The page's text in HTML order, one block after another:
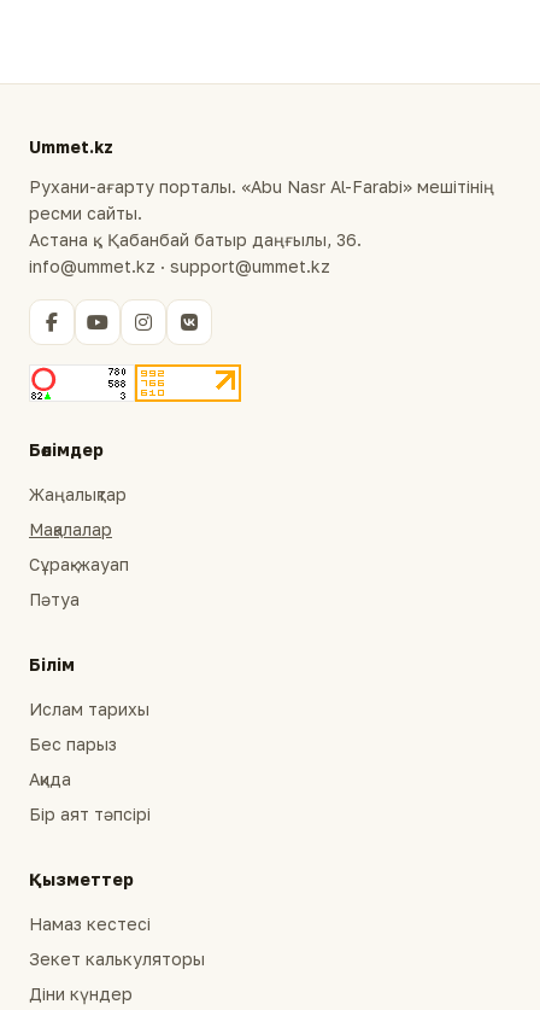
Ummet.kz
Рухани-ағарту порталы. «Abu Nasr Al-Farabi» мешітінің
ресми сайты.
Астана қ., Қабанбай батыр даңғылы, 36.
info@ummet.kz · support@ummet.kz
Бөлімдер
Жаңалықтар
Мақалалар
Сұрақ-жауап
Пәтуа
Білім
Ислам тарихы
Бес парыз
Ақида
Бір аят тәпсірі
Қызметтер
Намаз кестесі
Зекет калькуляторы
Діни күндер